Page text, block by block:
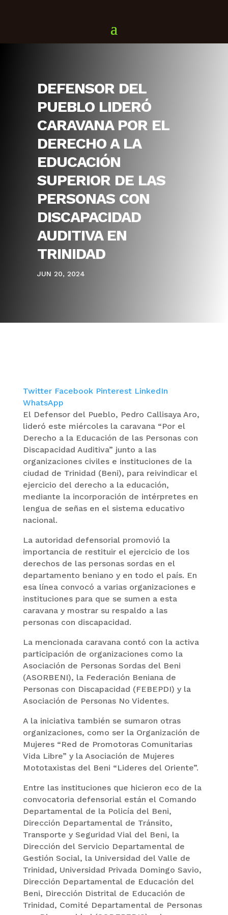
DEFENSOR DEL
PUEBLO LIDERÓ
CARAVANA POR EL
DERECHO A LA
EDUCACIÓN
SUPERIOR DE LAS
PERSONAS CON
DISCAPACIDAD
AUDITIVA EN
TRINIDAD
JUN 20, 2024
Twitter Facebook Pinterest LinkedIn
WhatsApp
El Defensor del Pueblo, Pedro Callisaya Aro,
lideró este miércoles la caravana “Por el
Derecho a la Educación de las Personas con
Discapacidad Auditiva” junto a las
organizaciones civiles e instituciones de la
ciudad de Trinidad (Beni), para reivindicar el
ejercicio del derecho a la educación,
mediante la incorporación de intérpretes en
lengua de señas en el sistema educativo
nacional.
La autoridad defensorial promovió la
importancia de restituir el ejercicio de los
derechos de las personas sordas en el
departamento beniano y en todo el país. En
esa línea convocó a varias organizaciones e
instituciones para que se sumen a esta
caravana y mostrar su respaldo a las
personas con discapacidad.
La mencionada caravana contó con la activa
participación de organizaciones como la
Asociación de Personas Sordas del Beni
(ASORBENI), la Federación Beniana de
Personas con Discapacidad (FEBEPDI) y la
Asociación de Personas No Videntes.
A la iniciativa también se sumaron otras
organizaciones, como ser la Organización de
Mujeres “Red de Promotoras Comunitarias
Vida Libre” y la Asociación de Mujeres
Mototaxistas del Beni “Lideres del Oriente”.
Entre las instituciones que hicieron eco de la
convocatoria defensorial están el Comando
Departamental de la Policía del Beni,
Dirección Departamental de Tránsito,
Transporte y Seguridad Vial del Beni, la
Dirección del Servicio Departamental de
Gestión Social, la Universidad del Valle de
Trinidad, Universidad Privada Domingo Savio,
Dirección Departamental de Educación del
Beni, Dirección Distrital de Educación de
Trinidad, Comité Departamental de Personas